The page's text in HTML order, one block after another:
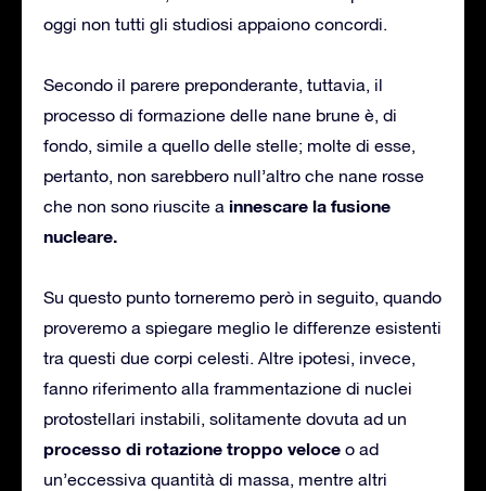
oggi non tutti gli studiosi appaiono concordi.
Secondo il parere preponderante, tuttavia, il
processo di formazione delle nane brune è, di
fondo, simile a quello delle stelle; molte di esse,
pertanto, non sarebbero null’altro che nane rosse
che non sono riuscite a innescare la fusione
nucleare.
Su questo punto torneremo però in seguito, quando
proveremo a spiegare meglio le differenze esistenti
tra questi due corpi celesti. Altre ipotesi, invece,
fanno riferimento alla frammentazione di nuclei
protostellari instabili, solitamente dovuta ad un
processo di rotazione troppo veloce o ad
un’eccessiva quantità di massa, mentre altri